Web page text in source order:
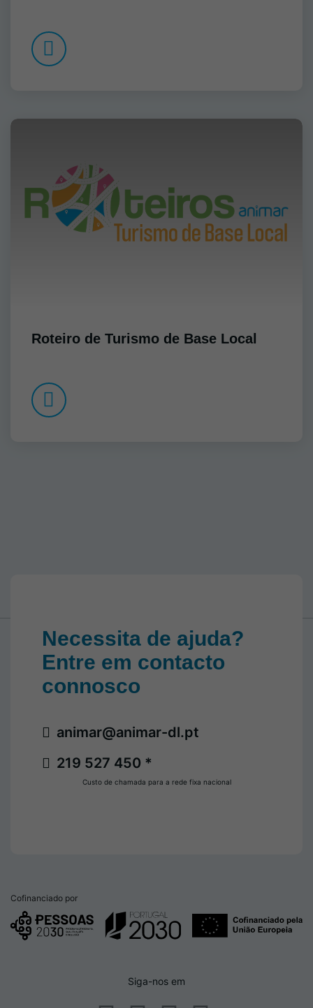
Roteiro de Turismo de Base Local
Necessita de ajuda?
Entre em contacto
connosco
219 527 450 *
animar@animar-dl.pt
Custo de chamada para a rede fixa nacional
Cofinanciado por
Siga-nos em